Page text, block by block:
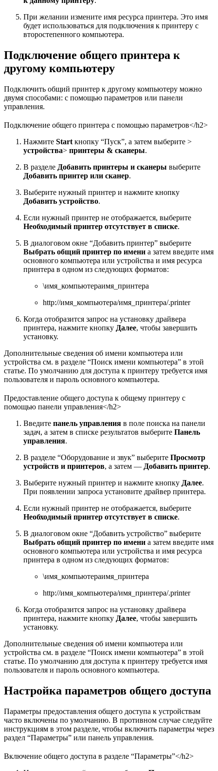
При желании измените имя ресурса принтера. Это имя
будет использоваться для подключения к принтеру c
второстепенного компьютера.
Подключение общего принтера к
другому компьютеру
Подключить общий принтер к другому компьютеру можно
двумя способами: с помощью параметров или панели
управления.
Подключение общего принтера с помощью параметров</h2>
Нажмите Start кнопку “Пуск”, а затем выберите >
устройства> принтеры & сканеры.
В разделе Добавить принтеры и сканеры выберите
Добавить принтер или сканер.
Выберите нужный принтер и нажмите кнопку
Добавить устройство.
Если нужный принтер не отображается, выберите
Необходимый принтер отсутствует в списке.
В диалоговом окне “Добавить принтер” выберите
Выбрать общий принтер по имени а затем введите имя
основного компьютера или устройства и имя ресурса
принтера в одном из следующих форматов:
\имя_компьютераимя_принтера
http://имя_компьютера/имя_принтера/.printer
Когда отобразится запрос на установку драйвера
принтера, нажмите кнопку Далее, чтобы завершить
установку.
Дополнительные сведения об имени компьютера или
устройства см. в разделе “Поиск имени компьютера” в этой
статье. По умолчанию для доступа к принтеру требуется имя
пользователя и пароль основного компьютера.
Предоставление общего доступа к общему принтеру с
помощью панели управления</h2>
Введите панель управления в поле поиска на панели
задач, а затем в списке результатов выберите Панель
управления.
В разделе “Оборудование и звук” выберите Просмотр
устройств и принтеров, а затем — Добавить принтер.
Выберите нужный принтер и нажмите кнопку Далее.
При появлении запроса установите драйвер принтера.
Если нужный принтер не отображается, выберите
Необходимый принтер отсутствует в списке.
В диалоговом окне “Добавить устройство” выберите
Выбрать общий принтер по имени а затем введите имя
основного компьютера или устройства и имя ресурса
принтера в одном из следующих форматов:
\имя_компьютераимя_принтера
http://имя_компьютера/имя_принтера/.printer
Когда отобразится запрос на установку драйвера
принтера, нажмите кнопку Далее, чтобы завершить
установку.
Дополнительные сведения об имени компьютера или
устройства см. в разделе “Поиск имени компьютера” в этой
статье. По умолчанию для доступа к принтеру требуется имя
пользователя и пароль основного компьютера.
Настройка параметров общего доступа
Параметры предоставления общего доступа к устройствам
часто включены по умолчанию. В противном случае следуйте
инструкциям в этом разделе, чтобы включить параметры через
раздел “Параметры” или панель управления.
Включение общего доступа в разделе “Параметры”</h2>